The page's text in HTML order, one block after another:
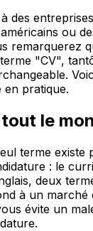
des
ou
remarquerez
"CV",
en pratique.
tout le
terme existe
: le
deux
à un marché
évite un